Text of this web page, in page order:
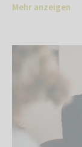
Mehr anzeigen